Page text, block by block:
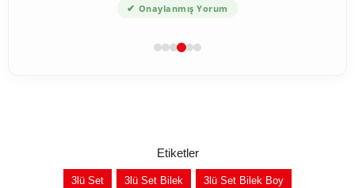
✔ Onaylanmış Yorum
Etiketler
3lü Set 3lü Set Bilek 3lü Set Bilek Boy